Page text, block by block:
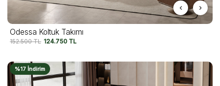
Odessa Koltuk Takımı
152.500TL 124.750 TL
%17 İndirim